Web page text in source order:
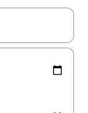
kutumia vitufe vya